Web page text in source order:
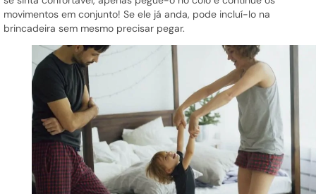
movimentos em conjunto! Se ele já anda, pode incluí-lo na
brincadeira sem mesmo precisar pegar.